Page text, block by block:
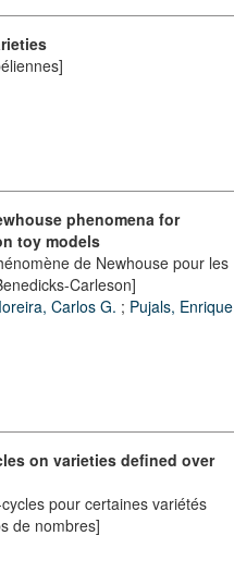
phenomena for
toy models
de Newhouse pour les
Carleson]
Carlos G. ; Pujals, Enrique
on varieties defined over
pour certaines variétés
de nombres]